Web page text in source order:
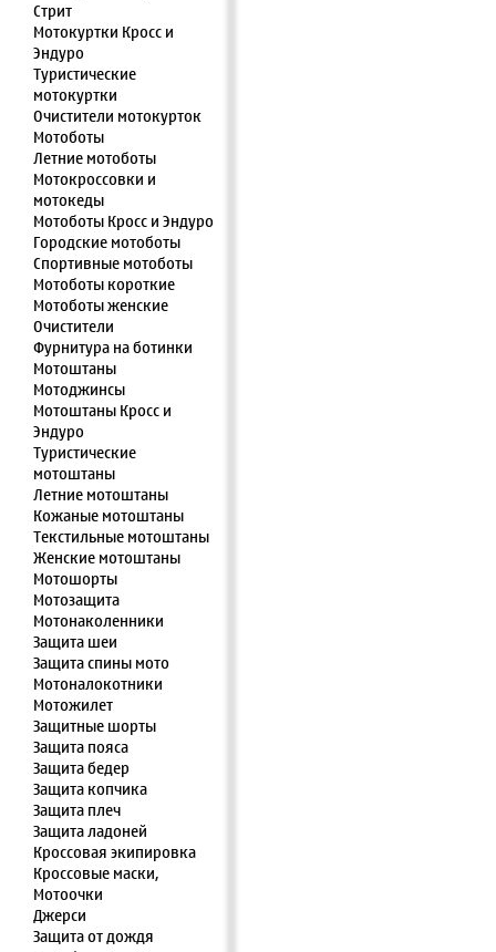
Стрит
Мотокуртки Кросс и
Эндуро
Туристические
мотокуртки
Очистители мотокурток
Мотоботы
Летние мотоботы
Мотокроссовки и
мотокеды
Мотоботы Кросс и Эндуро
Городские мотоботы
Спортивные мотоботы
Мотоботы короткие
Мотоботы женские
Очистители
Фурнитура на ботинки
Мотоштаны
Мотоджинсы
Мотоштаны Кросс и
Эндуро
Туристические
мотоштаны
Летние мотоштаны
Кожаные мотоштаны
Текстильные мотоштаны
Женские мотоштаны
Мотошорты
Мотозащита
Мотонаколенники
Защита шеи
Защита спины мото
Мотоналокотники
Мотожилет
Защитные шорты
Защита пояса
Защита бедер
Защита копчика
Защита плеч
Защита ладоней
Кроссовая экипировка
Кроссовые маски,
Мотоочки
Джерси
Защита от дождя